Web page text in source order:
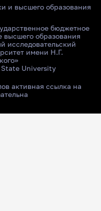
и высшего образования
бюджетное
высшего образования
исследовательский
имени Н.Г.
State University
активная ссылка на